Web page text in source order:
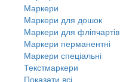
Маркери
Маркери для дошок
Маркери для фліпчартів
Маркери перманентні
Маркери спеціальні
Текстмаркери
Показати всі